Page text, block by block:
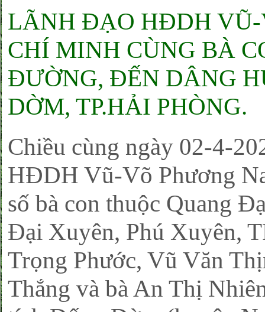
LÃNH ĐẠO HĐDH VŨ-
CHÍ MINH CÙNG BÀ
ĐƯỜNG, ĐẾN DÂNG
DỜM, TP.HẢI PHÒNG.
Chiều cùng ngày 02-4-
HĐDH Vũ-Võ Phương
số bà con thuộc Quang
Đại Xuyên, Phú Xuyên,
Trọng Phước, Vũ Văn
Thắng và bà An Thị